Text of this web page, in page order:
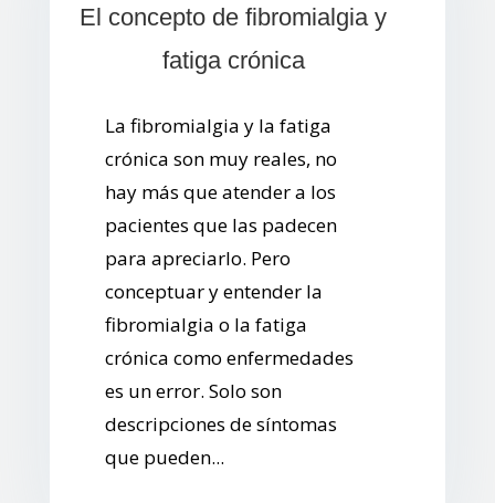
El concepto de fibromialgia y
fatiga crónica
La fibromialgia y la fatiga
crónica son muy reales, no
hay más que atender a los
pacientes que las padecen
para apreciarlo. Pero
conceptuar y entender la
fibromialgia o la fatiga
crónica como enfermedades
es un error. Solo son
descripciones de síntomas
que pueden...